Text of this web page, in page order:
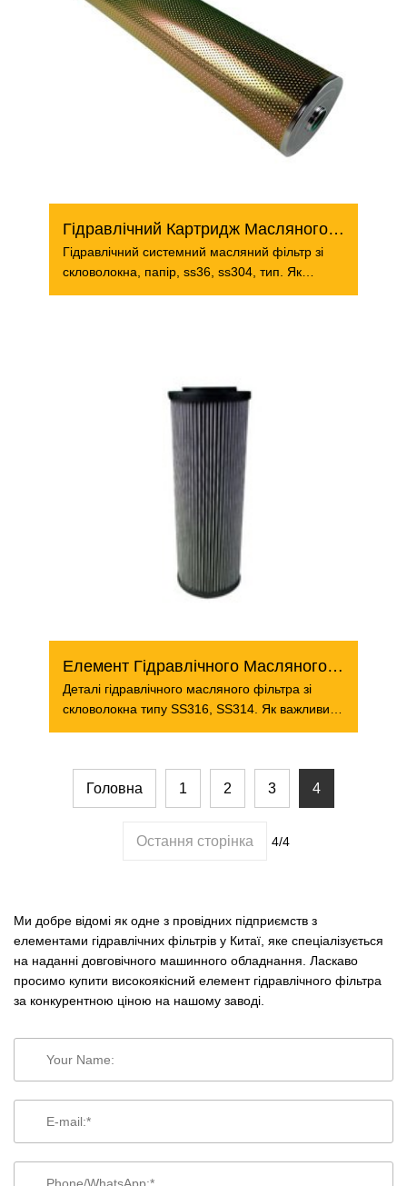
Гідравлічний Картридж Масляного Фільтра
Гідравлічний системний масляний фільтр зі
скловолокна, папір, ss36, ss304, тип. Як
Елемент Гідравлічного Масляного Фільтра
Деталі гідравлічного масляного фільтра зі
скловолокна типу SS316, SS314. Як важливий
Головна 1 2 3 4
Остання сторінка 4/4
Ми добре відомі як одне з провідних підприємств з
елементами гідравлічних фільтрів у Китаї, яке спеціалізується
на наданні довговічного машинного обладнання. Ласкаво
просимо купити високоякісний елемент гідравлічного фільтра
за конкурентною ціною на нашому заводі.